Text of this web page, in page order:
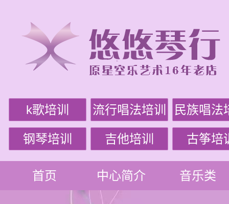
k歌培训 流行唱法培训 民族唱法
钢琴培训 吉他培训 古筝培
首页 中心简介 音乐类